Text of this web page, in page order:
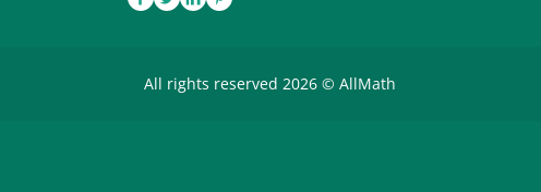
All rights reserved 2026 © AllMath